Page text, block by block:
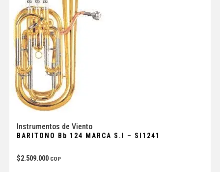
Instrumentos de Viento
BARITONO Bb 124 MARCA S.I – SI1241
$2.509.000 COP